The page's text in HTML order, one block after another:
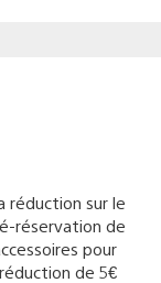
réduction sur le
réservation de
pour
de 5€